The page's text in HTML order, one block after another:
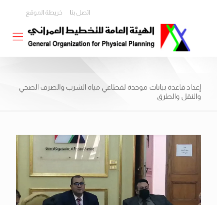
اتصل بنا خريطة الموقع
إعداد قاعدة بيانات موحدة لقطاعي مياه الشرب والصرف الصحي
والنقل والطرق